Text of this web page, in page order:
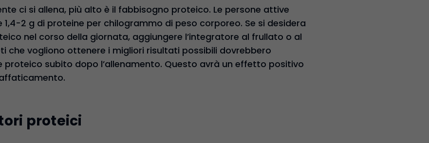
ci si allena, più alto è il fabbisogno proteico. Le persone attive
2 g di proteine per chilogrammo di peso corporeo. Se si desidera
nel corso della giornata, aggiungere l’integratore al frullato o al
che vogliono ottenere i migliori risultati possibili dovrebbero
proteico subito dopo l’allenamento. Questo avrà un effetto positivo
proteici